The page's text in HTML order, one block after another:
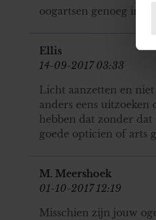
oogartsen genoeg in
Ellis
14-09-2017 03:33
Licht aanzetten en
anders eens
hebben dat zonder dat
goede opticien of arts
M. Meershoek
01-10-2017 12:19
Misschien zijn jouw